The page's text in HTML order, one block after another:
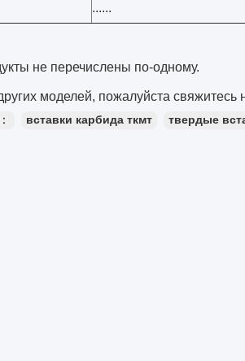
......
не перечислены по-одному.
моделей, пожалуйста
вставки карбида ткмт твердые